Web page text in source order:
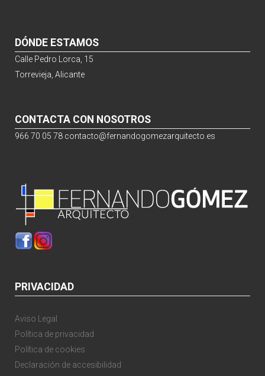
DÓNDE ESTAMOS
Calle Pedro Lorca, 15
Torrevieja, Alicante
CONTACTA CON NOSOTROS
966 70 05 78 contacto@fernandogomezarquitecto.es
PRIVACIDAD
Aviso Legal
Política de privacidad
Política de cookies
Declaración de accesibilidad